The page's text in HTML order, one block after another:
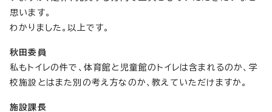
思います。
わかりました。以上です。
秋田委員
私もトイレの件で、体育館と児童館のトイレは含まれるのか、学
校施設とはまた別の考え方なのか、教えていただけますか。
施設課長